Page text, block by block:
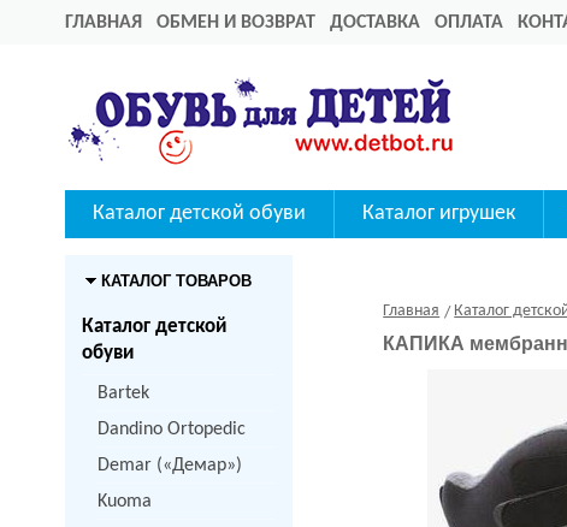
ГЛАВНАЯ ОБМЕН И ВОЗВРАТ ДОСТАВКА ОПЛАТА
Каталог детской обуви Каталог игрушек
КАТАЛОГ ТОВАРОВ
Каталог детской
обуви
Bartek
Dandino Ortopedic
Demar («Демар»)
Kuoma
Главная Каталог
КАПИКА